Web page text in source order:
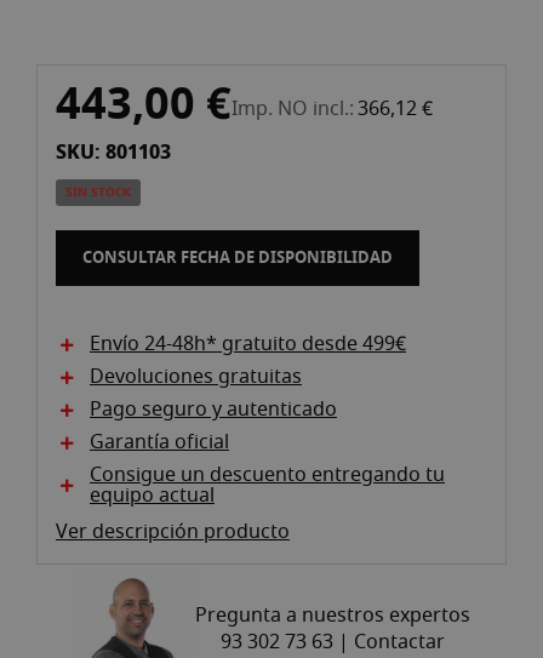
començament
de
galeria
d'imatges
443,00 €Imp. NO incl. 366,12 €
SKU: 801103
SIN STOCK
CONSULTAR FECHA DE DISPONIBILIDAD
Envío 24-48h* gratuito desde 499€
Devoluciones gratuitas
Pago seguro y autenticado
Garantía oficial
Consigue un descuento entregando tu
equipo actual
Ver descripción producto
Pregunta a nuestros expertos
93 302 73 63 | Contactar